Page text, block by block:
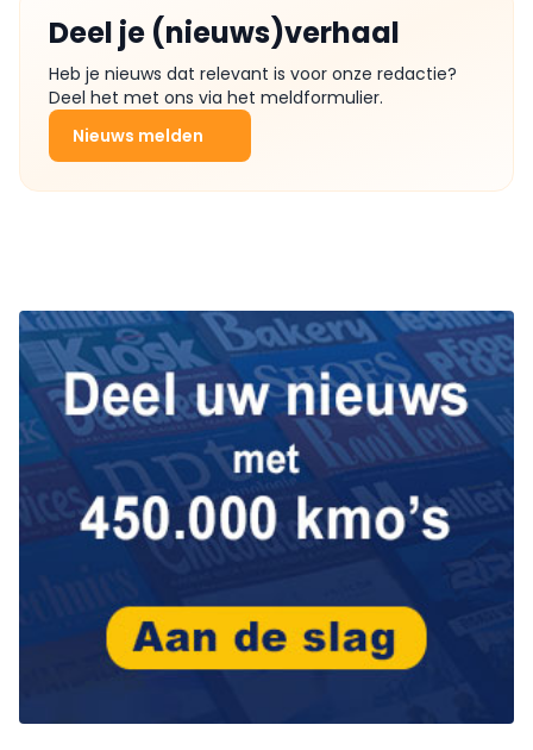
Deel je (nieuws)verhaal
Heb je nieuws dat relevant is voor onze redactie?
Deel het met ons via het meldformulier.
Nieuws melden